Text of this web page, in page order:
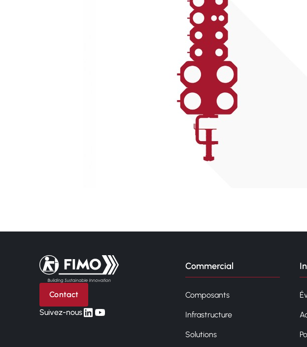
Retour à l'accueil
Contact
Suivez-nouslinkedin
yt
Commercial
Composants
Infrastructure
Solutions